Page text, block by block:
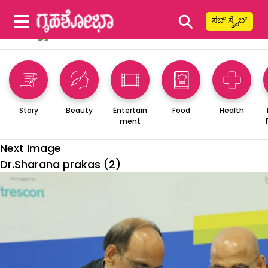
⚲ ಸಬ್ ಸ್ಕ್ರೈಬ್
Story Beauty
Entertain
ment
Food Health
Next Image
Dr.Sharana prakas (2)